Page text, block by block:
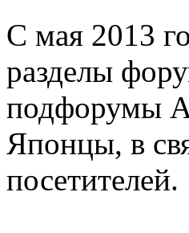
С мая 2013
разделы
подфорумы
Японцы, в
посетителей.